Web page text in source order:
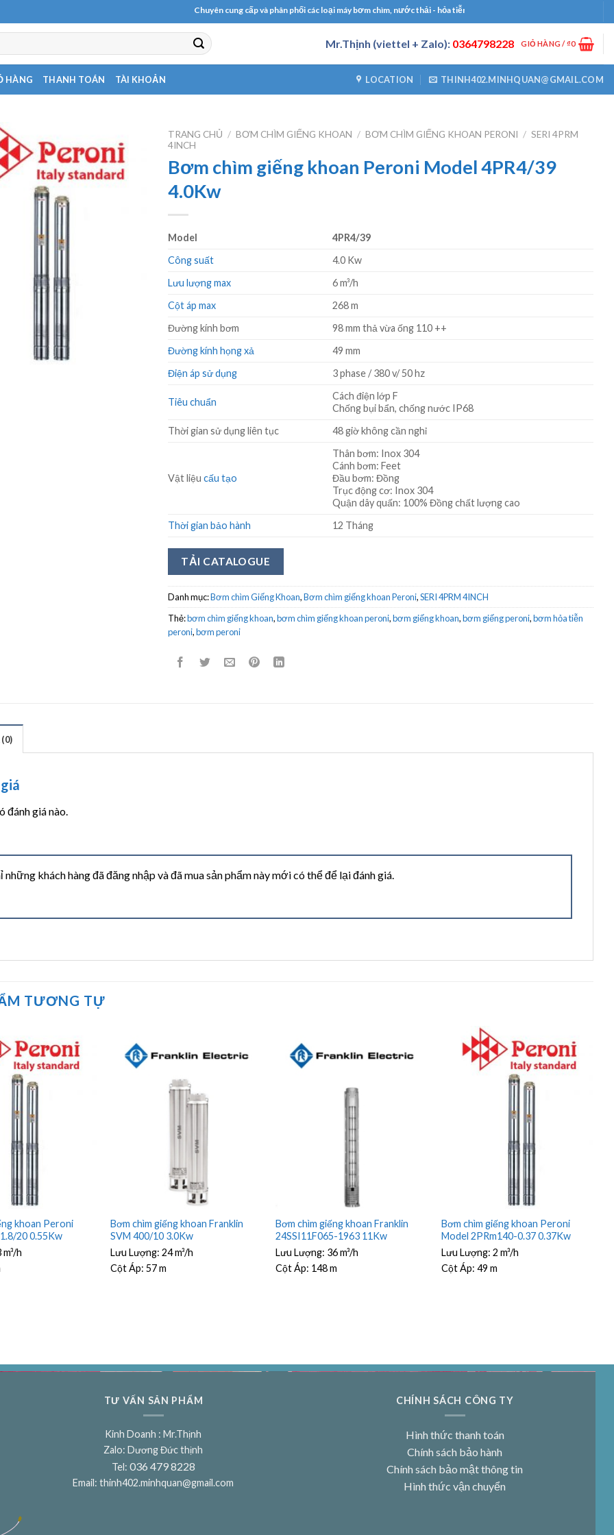
Chuyên cung cấp và phân phối các loại máy bơm chìm, nước thải - hỏa tiễn, bơm công nghiệp, bơm định lượng, máy
Mr.Thịnh (viettel + Zalo): 0364798228 GIỎ HÀNG /₫0
HÀNG THANH TOÁN TÀI KHOẢN LOCATION THINH402.MINHQUAN@GMAIL.COM
TRANG CHỦ / BƠM CHÌM GIẾNG KHOAN / BƠM CHÌM GIẾNG KHOAN PERONI / SERI 4PRM
4INCH
Bơm chìm giếng khoan Peroni Model 4PR4/39
4.0Kw
Model
4PR4/39
Công suất
4.0 Kw
Lưu lượng max
6 m³/h
Cột áp max
268 m
Đường kính bơm
98 mm thả vừa ống 110 ++
Đường kính họng xả
49 mm
Điện áp sử dụng
3 phase / 380 v/ 50 hz
Tiêu chuẩn
Cách điện lớp F
Chống bụi bẩn, chống nước IP68
Thời gian sử dụng liên tục
48 giờ không cần nghỉ
Vật liệu cấu tạo
Thân bơm: Inox 304
Cánh bơm: Feet
Đầu bơm: Đồng
Trục động cơ: Inox 304
Quận dây quấn: 100% Đồng chất lượng cao
Thời gian bảo hành
12 Tháng
TẢI CATALOGUE
Danh mục:Bơm chìm Giếng Khoan,Bơm chìm giếng khoan Peroni,SERI 4PRM 4INCH
Thẻ:bơm chìm giếng khoan,bơm chìm giếng khoan peroni,bơm giếng khoan,bơm giếng peroni,bơm hỏa tiễn
peroni,bơm peroni
đánh giá nào.
những khách hàng đã đăng nhập và đã mua sản phẩm này mới có thể để lại đánh giá.
TƯƠNG TỰ
khoan Peroni
20 0.55Kw
m³/h
Bơm chìm giếng khoan Franklin
SVM 400/10 3.0Kw
Lưu Lượng: 24 m³/h
Cột Áp: 57 m
Bơm chìm giếng khoan Franklin
24SSI11F065-1963 11Kw
Lưu Lượng: 36 m³/h
Cột Áp: 148 m
Bơm chìm giếng khoan Peroni
Model 2PRm140-0.37 0.37Kw
Lưu Lượng:2 m³/h
Cột Áp:49 m
TƯ VẤN SẢN PHẨM
Kinh Doanh : Mr.Thịnh
Zalo: Dương Đức thịnh
Tel: 036 479 8228
Email:thinh402.minhquan@gmail.com
CHÍNH SÁCH CÔNG TY
Hình thức thanh toán
Chính sách bảo hành
Chính sách bảo mật thông tin
Hình thức vận chuyển